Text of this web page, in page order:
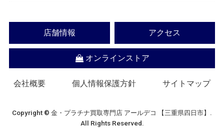
店舗情報 アクセス
オンラインストア
会社概要 個人情報保護方針 サイトマップ
Copyright © 金・プラチナ買取専門店 アールデコ 【三重県四日市】.
All Rights Reserved.